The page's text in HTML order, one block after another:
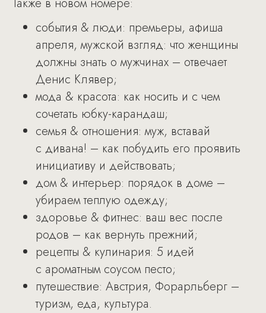
события & люди: премьеры, афиша
апреля, мужской взгляд: что женщины
должны знать о мужчинах – отвечает
Денис Клявер;
мода & красота: как носить и с чем
сочетать юбку-карандаш;
семья & отношения: муж, вставай
с дивана! – как побудить его проявить
инициативу и действовать;
дом & интерьер: порядок в доме –
убираем теплую одежду;
здоровье & фитнес: ваш вес после
родов – как вернуть прежний;
рецепты & кулинария: 5 идей
с ароматным соусом песто;
путешествие: Австрия, Форарльберг –
туризм, еда, культура.